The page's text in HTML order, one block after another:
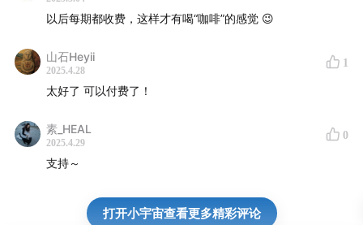
以后每期都收费，这样才有喝“咖啡”的感觉 😉
山石Heyii
2025.4.28
1
太好了 可以付费了！
素_HEAL
2025.4.29
0
支持～
打开小宇宙查看更多精彩评论